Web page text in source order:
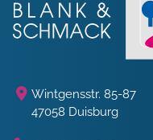
Wintgensstr. 85-87
47058 Duisburg